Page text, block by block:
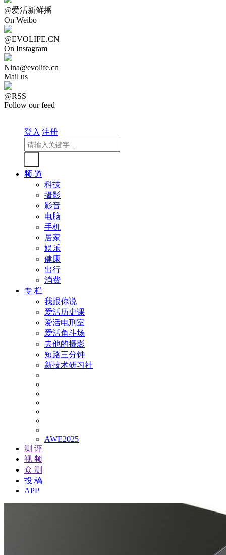
@爱活新鲜播
On Weibo
@EVOLIFE.CN
On Instagram
Nina@evolife.cn
Mail us
@RSS
Follow our feed
登入|注册
频 道
科技
摄影
影音
电脑
手机
居家
娱乐
健康
出行
消费
专 栏
我跟你说
爱活历史课
爱活电刑室
爱活角斗场
去他的摄影
短路三分钟
新技术研习社
AWE2025
测 评
视 频
众 测
投 稿
APP